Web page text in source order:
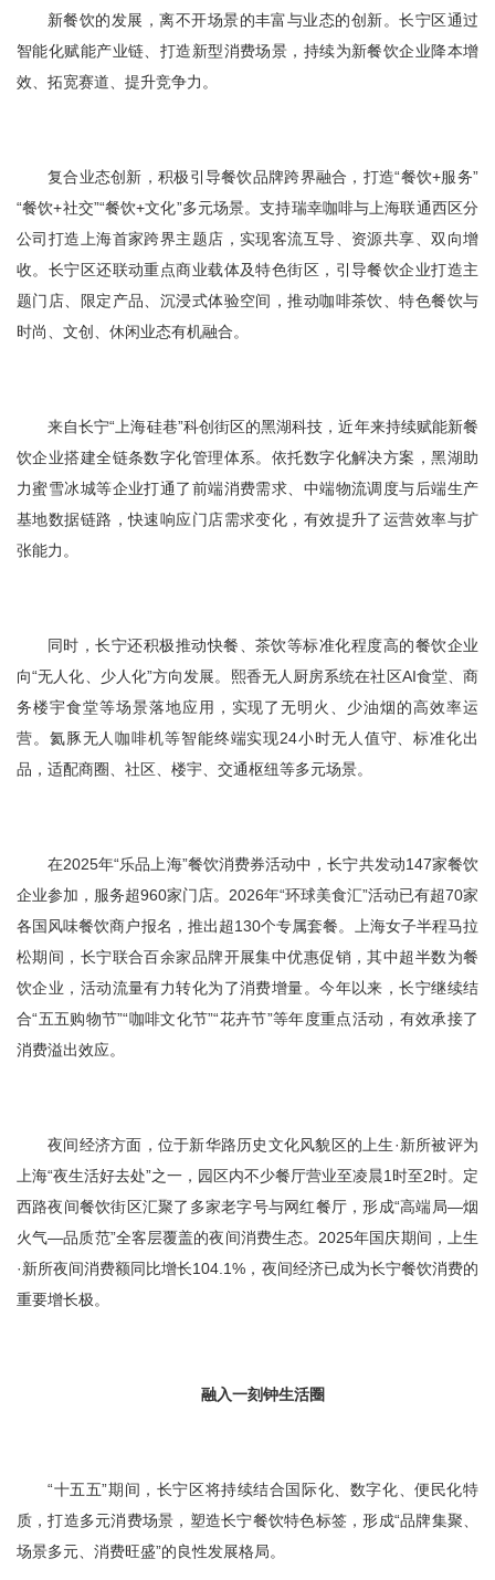
新餐饮的发展，离不开场景的丰富与业态的创新。长宁区通过
智能化赋能产业链、打造新型消费场景，持续为新餐饮企业降本增
效、拓宽赛道、提升竞争力。
复合业态创新，积极引导餐饮品牌跨界融合，打造“餐饮+服务”
“餐饮+社交”“餐饮+文化”多元场景。支持瑞幸咖啡与上海联通西区分
公司打造上海首家跨界主题店，实现客流互导、资源共享、双向增
收。长宁区还联动重点商业载体及特色街区，引导餐饮企业打造主
题门店、限定产品、沉浸式体验空间，推动咖啡茶饮、特色餐饮与
时尚、文创、休闲业态有机融合。
来自长宁“上海硅巷”科创街区的黑湖科技，近年来持续赋能新餐
饮企业搭建全链条数字化管理体系。依托数字化解决方案，黑湖助
力蜜雪冰城等企业打通了前端消费需求、中端物流调度与后端生产
基地数据链路，快速响应门店需求变化，有效提升了运营效率与扩
张能力。
同时，长宁还积极推动快餐、茶饮等标准化程度高的餐饮企业
向“无人化、少人化”方向发展。熙香无人厨房系统在社区AI食堂、商
务楼宇食堂等场景落地应用，实现了无明火、少油烟的高效率运
营。氦豚无人咖啡机等智能终端实现24小时无人值守、标准化出
品，适配商圈、社区、楼宇、交通枢纽等多元场景。
在2025年“乐品上海”餐饮消费券活动中，长宁共发动147家餐饮
企业参加，服务超960家门店。2026年“环球美食汇”活动已有超70家
各国风味餐饮商户报名，推出超130个专属套餐。上海女子半程马拉
松期间，长宁联合百余家品牌开展集中优惠促销，其中超半数为餐
饮企业，活动流量有力转化为了消费增量。今年以来，长宁继续结
合“五五购物节”“咖啡文化节”“花卉节”等年度重点活动，有效承接了
消费溢出效应。
夜间经济方面，位于新华路历史文化风貌区的上生·新所被评为
上海“夜生活好去处”之一，园区内不少餐厅营业至凌晨1时至2时。定
西路夜间餐饮街区汇聚了多家老字号与网红餐厅，形成“高端局—烟
火气—品质范”全客层覆盖的夜间消费生态。2025年国庆期间，上生
·新所夜间消费额同比增长104.1%，夜间经济已成为长宁餐饮消费的
重要增长极。
融入一刻钟生活圈
“十五五”期间，长宁区将持续结合国际化、数字化、便民化特
质，打造多元消费场景，塑造长宁餐饮特色标签，形成“品牌集聚、
场景多元、消费旺盛”的良性发展格局。